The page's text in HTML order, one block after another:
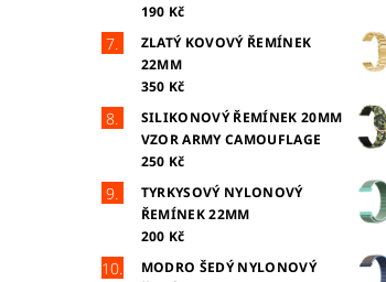
190 Kč
ZLATÝ KOVOVÝ ŘEMÍNEK
22MM
350 Kč
SILIKONOVÝ ŘEMÍNEK 20MM
VZOR ARMY CAMOUFLAGE
250 Kč
TYRKYSOVÝ NYLONOVÝ
ŘEMÍNEK 22MM
200 Kč
MODRO ŠEDÝ NYLONOVÝ